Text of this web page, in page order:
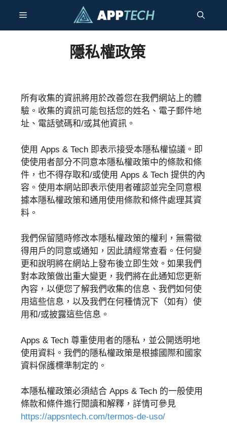
主
選
隱私權政策
所有收集的資訊將用於改善您在我們網站上的體
驗。收集的資訊可能包括您的姓名、電子郵件地
址、電話號碼和/或其他資訊。
使用 Apps & Tech 即表示接受本隱私權協議。即
使使用者部分不同意本隱私權政策中的條款和條
件，也不得存取和/或使用 Apps & Tech 提供的內
容。使用本網站即表示使用者確認並完全同意根
據本隱私權政策和通用使用條款和條件處理其資
料。
我們保留隨時修改本隱私權政策的權利，無需徵
得用戶的同意或通知，因此請經常查看。任何變
更和說明將在網站上發布後立即生效。如果我們
對本政策做出重大變更，我們將在此通知您更新
內容，以便您了解我們收集的信息、我們如何使
用這些信息，以及我們在何種情況下（如有）使
用和/或披露這些信息。
Apps & Tech 尊重使用者的隱私，並公開透明地
使用資料。我們的隱私權政策是根據國際和國家
資料保護標準制定的。
本隱私權政策必須結合 Apps & Tech 的一般使用
條款和條件進行閱讀和解釋，詳情可參見
https://appsntech.com/termos-de-uso/